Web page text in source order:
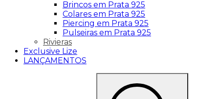
Brincos em Prata 925
Colares em Prata 925
Piercing em Prata 925
Pulseiras em Prata 925
Rivieras
Exclusive Lize
LANÇAMENTOS